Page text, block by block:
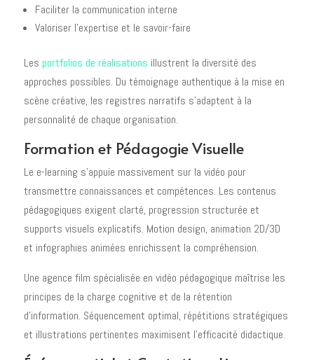
Faciliter la communication interne
Valoriser l'expertise et le savoir-faire
Les portfolios de réalisations illustrent la diversité des
approches possibles. Du témoignage authentique à la mise en
scène créative, les registres narratifs s'adaptent à la
personnalité de chaque organisation.
Formation et Pédagogie Visuelle
Le e-learning s'appuie massivement sur la vidéo pour
transmettre connaissances et compétences. Les contenus
pédagogiques exigent clarté, progression structurée et
supports visuels explicatifs. Motion design, animation 2D/3D
et infographies animées enrichissent la compréhension.
Une agence film spécialisée en vidéo pédagogique maîtrise les
principes de la charge cognitive et de la rétention
d'information. Séquencement optimal, répétitions stratégiques
et illustrations pertinentes maximisent l'efficacité didactique.